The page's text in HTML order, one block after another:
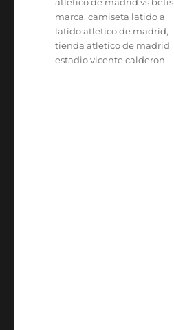
marca,camiseta latido a
latido atletico de madrid,
tienda atletico de madrid
estadio vicente calderon